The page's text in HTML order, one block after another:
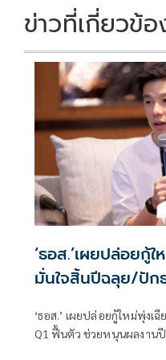
ข่าวที่เกี่ยวข้อ
‘ธอส.’เผยปล่อยกู้
มั่นใจสิ้นปีฉลุย/ปัก
‘ธอส.’ เผยปล่อยกู้ใหม่พุ่งเ
Q1 ฟื้นตัว ช่วยหนุนผลงานปี